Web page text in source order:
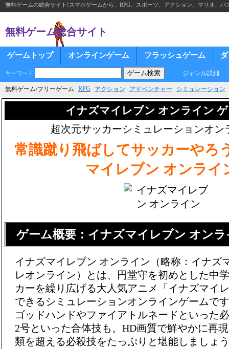
無料ゲームの総合サイト!スマホゲームから、RPG、スポーツ、アクション、マリオ、
無料ゲーム総合サイト
ゲームトップ オンラインゲーム フラッシュゲーム
キーワード ジャンル詳細
無料ゲーム/フリーゲーム RPG アクション アドベンチャー シミュレーション
イナズマイレブン オンライン
超次元サッカーシミュレーションオン
常識蹴り飛ばしてサッカーやろ
マイレブン オンライ
ゲーム概要：イナズマイレブン オン
イナズマイレブン オンライン（略称：イナズ
レオンライン）とは、円堂守を初めとした中
カーを繰り広げる大人気アニメ「イナズマイ
できるシミュレーションオンラインゲームで
ゴッドハンドやファイアトルネードといった
2号といった合体技も。HD画質で鮮やかに再
類を超える必殺技をたっぷりと堪能しましょ